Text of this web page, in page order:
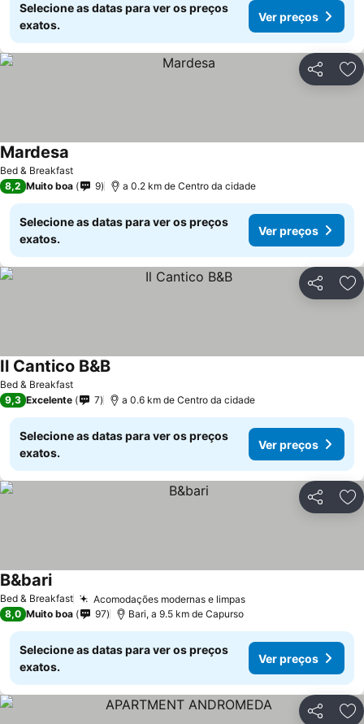
Selecione as datas para ver os preços
exatos.
Ver preços
Partilhar
Bed & Breakfast
Mardesa
8,2 Muito boa 9 a 0.2 km de Centro da cidade
Selecione as datas para ver os preços
exatos.
Ver preços
Partilhar
Bed & Breakfast
Il Cantico B&B
9,3 Excelente 7 a 0.6 km de Centro da cidade
Selecione as datas para ver os preços
exatos.
Ver preços
Partilhar
Bed & Breakfast Acomodações modernas e limpas
B&bari
8,0 Muito boa 97 Bari, a 9.5 km de Capurso
Selecione as datas para ver os preços
exatos.
Ver preços
Partilhar